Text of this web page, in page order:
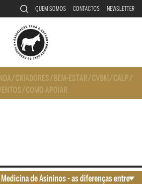
QUEM SOMOS CONTACTOS NEWSLETTER
/CRIADORES/ BEM-ESTAR/CVBM/CALP/
/COMO APOIAR
de Asininos - as diferenças entre